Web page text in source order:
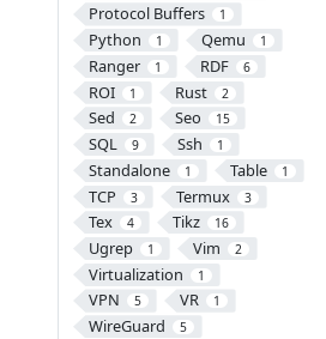
Protocol Buffers 1
Python 1 Qemu 1
Ranger 1 RDF 6
ROI 1 Rust 2
Sed 2 Seo 15
SQL 9 Ssh 1
Standalone 1 Table 1
TCP 3 Termux 3
Tex 4 Tikz 16
Ugrep 1 Vim 2
Virtualization 1
VPN 5 VR 1
WireGuard 5
10:28:20 GMT; Max-Age 86400